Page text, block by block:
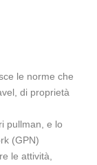
le norme che
di proprietà
pullman, e lo
(GPN)
le attività,